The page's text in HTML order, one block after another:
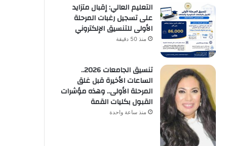
التعليم العالي: إقبال متزايد
على تسجيل رغبات المرحلة
الأولى للتنسيق الإلكتروني
منذ 50 دقيقة
تنسيق الجامعات 2026..
الساعات الأخيرة قبل غلق
المرحلة الأولى.. وهذه مؤشرات
القبول بكليات القمة
منذ ساعة واحدة